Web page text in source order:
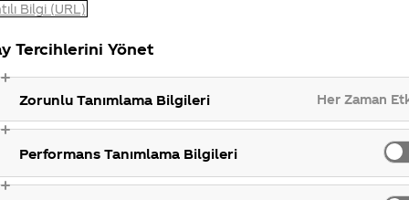
Bilgi (URL)
Tercihlerini Yönet
Zorunlu Tanımlama Bilgileri Her Zaman
Performans Tanımlama Bilgileri